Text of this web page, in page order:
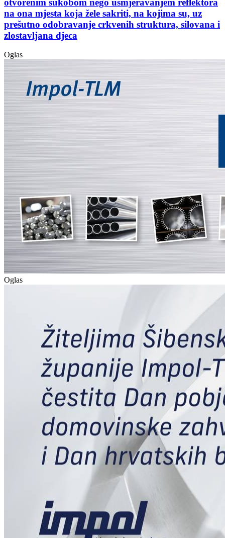
na ona mjesta koja žele sakriti, na kojima su, uz
prešutno odobravanje crkvenih struktura, silovana i
zlostavljana djeca
Oglas
Oglas